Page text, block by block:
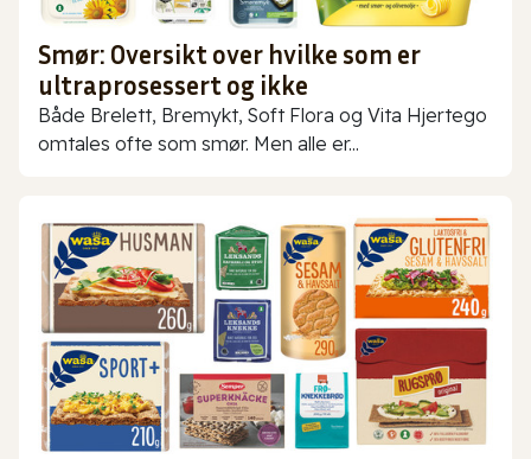
Smør: Oversikt over hvilke som er
ultraprosessert og ikke
Både Brelett, Bremykt, Soft Flora og Vita Hjertego
omtales ofte som smør. Men alle er...